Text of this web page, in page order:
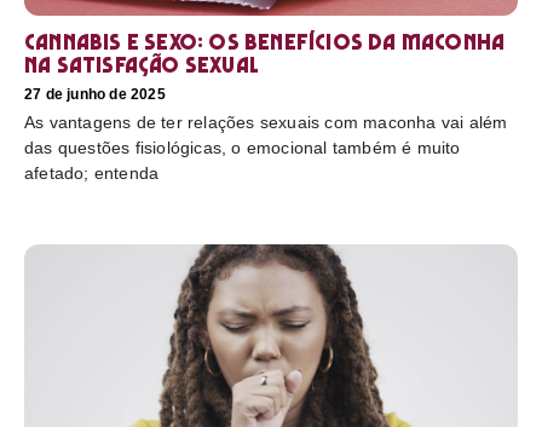
Cannabis e sexo: os benefícios da maconha
na satisfação sexual
27 de junho de 2025
As vantagens de ter relações sexuais com maconha vai além
das questões fisiológicas, o emocional também é muito
afetado; entenda